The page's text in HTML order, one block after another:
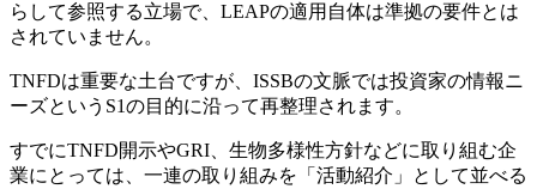
らして参照する立場で、LEAPの適用自体は準拠の要件とは
されていません。
TNFDは重要な土台ですが、ISSBの文脈では投資家の情報ニ
ーズというS1の目的に沿って再整理されます。
すでにTNFD開示やGRI、生物多様性方針などに取り組む企
業にとっては、一連の取り組みを「活動紹介」として並べる